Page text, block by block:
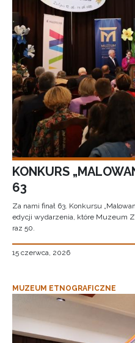
KONKURS
63
Za nami finał 63. Konkursu
edycji wydarzenia, które Muzeum
raz 50.
15 czerwca, 2026
MUZEUM ETNOGRAFICZNE